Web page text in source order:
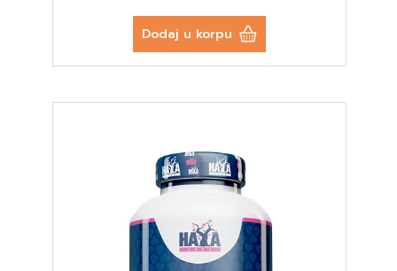
Dodaj u korpu